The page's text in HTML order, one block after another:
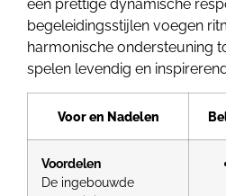
een prettige dynamische
begeleidingsstijlen voegen
harmonische ondersteuning
spelen levendig en
Voor en Nadelen
Voordelen
De ingebouwde